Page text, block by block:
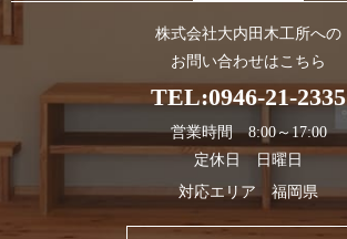
株式会社大内田木工所への
お問い合わせはこちら
TEL:0946-21-2335
営業時間 8:00～17:00
定休日 日曜日
対応エリア 福岡県